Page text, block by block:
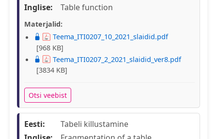
Inglise:
Table function
Materjalid:
Teema_ITI0207_10_2021_slaidid.pdf
[968 KB]
Teema_ITI0207_2_2021_slaidid_ver8.pdf
[3834 KB]
Otsi veebist
Eesti:
Tabeli killustamine